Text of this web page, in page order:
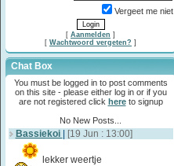
Vergeet me niet
[ Aanmelden ]
[ Wachtwoord vergeten? ]
Chat Box
You must be logged in to post comments
on this site - please either log in or if you
are not registered click hereto signup
No New Posts...
Bassiekoi [19 Jun : 13:00]
lekker weertje